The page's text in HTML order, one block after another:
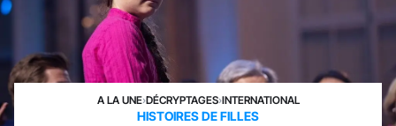
A LA UNE›DÉCRYPTAGES›INTERNATIONAL
HISTOIRES DE FILLES